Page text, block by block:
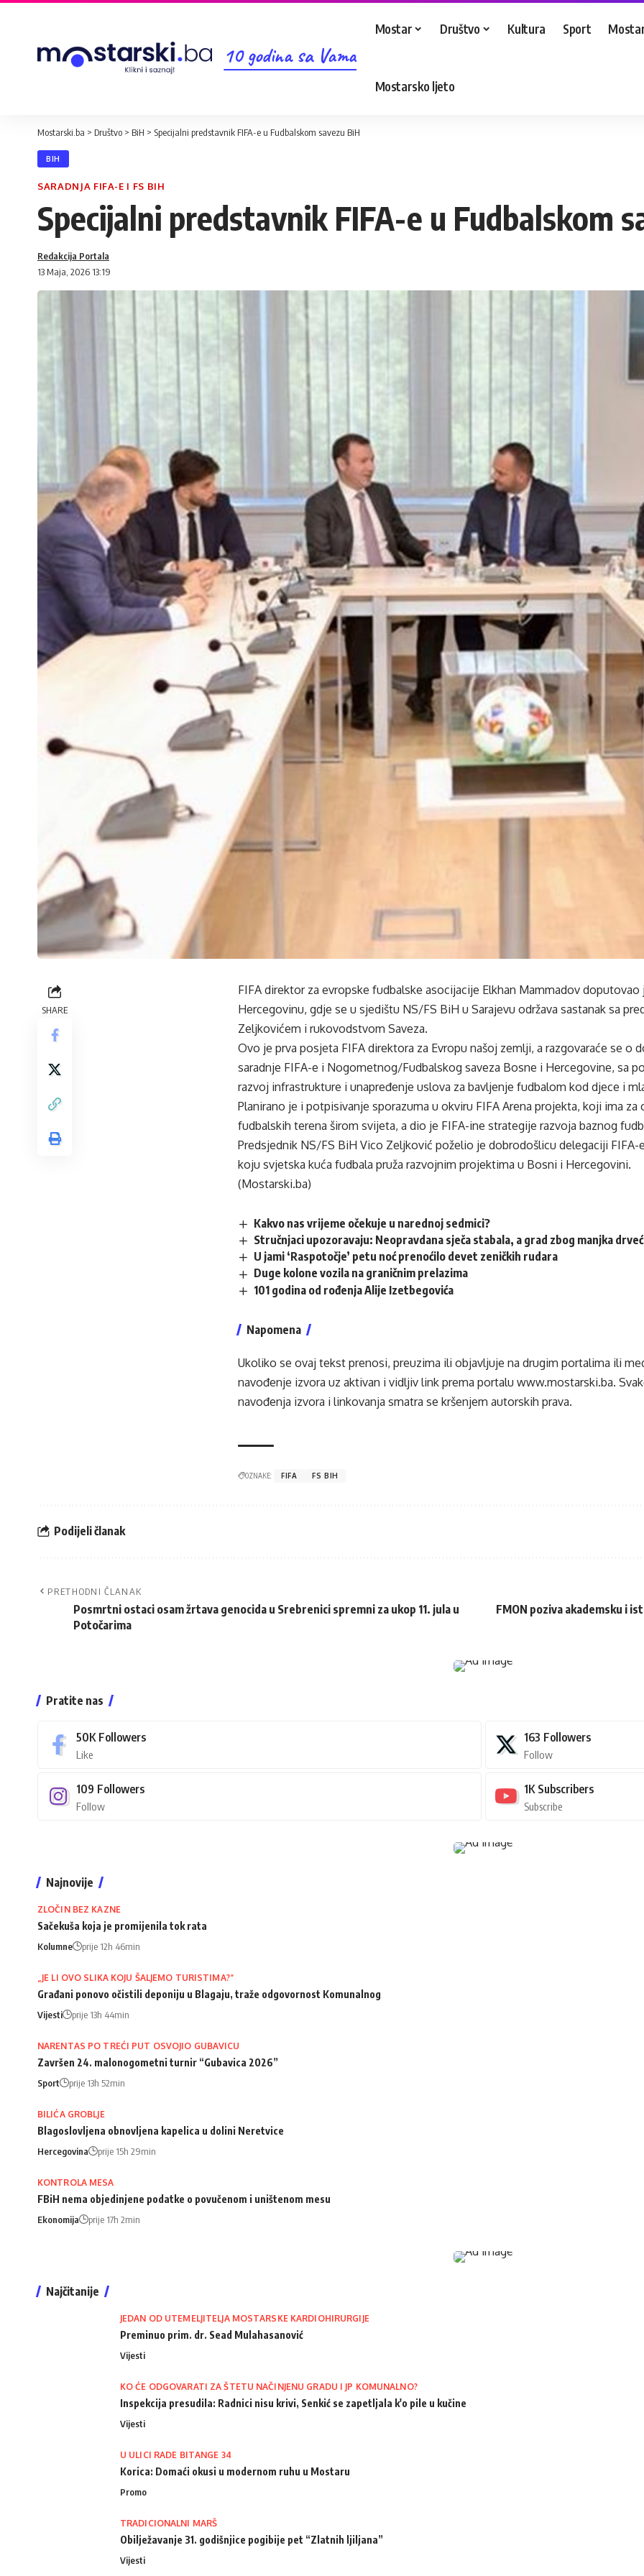
10 godina sa Vama
Mostar Društvo Kultura Sport
Mostarsko ljeto
Mostarski.ba > Društvo > BiH > Specijalni predstavnik FIFA-e u Fudbalskom savezu BiH
BIH
SARADNJA FIFA-E I FS BIH
Specijalni predstavnik FIFA-e u Fudbalskom
13 Maja, 2026 13:19
Redakcija Portala
SHARE
FIFA direktor za evropske fudbalske asocijacije Elkhan Mammadov
Hercegovinu, gdje se u sjedištu NS/FS BiH u Sarajevu održava sastanak sa
Zeljkovićem i rukovodstvom Saveza.
Ovo je prva posjeta FIFA direktora za Evropu našoj zemlji, a razgovaraće se o
saradnje FIFA-e i Nogometnog/Fudbalskog saveza Bosne i Hercegovine, sa
razvoj infrastrukture i unapređenje uslova za bavljenje fudbalom kod djece i
Planirano je i potpisivanje sporazuma u okviru FIFA Arena projekta, koji ima za
fudbalskih terena širom svijeta, a dio je FIFA-ine strategije razvoja baznog
Predsjednik NS/FS BiH Vico Zeljković poželio je dobrodošlicu delegaciji FIFA-
koju svjetska kuća fudbala pruža razvojnim projektima u Bosni i Hercegovini.
(Mostarski.ba)
Kakvo nas vrijeme očekuje u narednoj sedmici?
Stručnjaci upozoravaju: Neopravdana sječa stabala, a grad zbog manjka
U jami ‘Raspotočje’ petu noć prenoćilo devet zeničkih rudara
Duge kolone vozila na graničnim prelazima
101 godina od rođenja Alije Izetbegovića
Napomena
Ukoliko se ovaj tekst prenosi, preuzima ili objavljuje na drugim portalima ili
navođenje izvora uz aktivan i vidljiv link prema portalu www.mostarski.ba.
navođenja izvora i linkovanja smatra se kršenjem autorskih prava.
OZNAKE: FIFA FS BIH
Podijeli članak
PRETHODNI ČLANAK
Posmrtni ostaci osam žrtava genocida u Srebrenici spremni za ukop 11. jula u
Potočarima
FMON poziva akademsku i
Pratite nas
50K Followers
Like
163 Followers
Follow
109 Followers
Follow
1K Subscribers
Subscribe
Najnovije
ZLOČIN BEZ KAZNE
Sačekuša koja je promijenila tok rata
Kolumne prije 12h 46min
„JE LI OVO SLIKA KOJU ŠALJEMO TURISTIMA?“
Građani ponovo očistili deponiju u Blagaju, traže odgovornost Komunalnog
Vijesti prije 13h 44min
NARENTAS PO TREĆI PUT OSVOJIO GUBAVICU
Završen 24. malonogometni turnir “Gubavica 2026”
Sport prije 13h 52min
BILIĆA GROBLJE
Blagoslovljena obnovljena kapelica u dolini Neretvice
Hercegovina prije 15h 29min
KONTROLA MESA
FBiH nema objedinjene podatke o povučenom i uništenom mesu
Ekonomija prije 17h 2min
Najčitanije
JEDAN OD UTEMELJITELJA MOSTARSKE KARDIOHIRURGIJE
Preminuo prim. dr. Sead Mulahasanović
Vijesti
KO ĆE ODGOVARATI ZA ŠTETU NAČINJENU GRADU I JP KOMUNALNO?
Inspekcija presudila: Radnici nisu krivi, Senkić se zapetljala k'o pile u kučine
Vijesti
U ULICI RADE BITANGE 34
Korica: Domaći okusi u modernom ruhu u Mostaru
Promo
TRADICIONALNI MARŠ
Obilježavanje 31. godišnjice pogibije pet “Zlatnih ljiljana”
Vijesti